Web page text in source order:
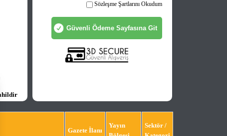
Sözleşme Şartlarını Okudum
Gazete İlanı
Yayın
Sektör /